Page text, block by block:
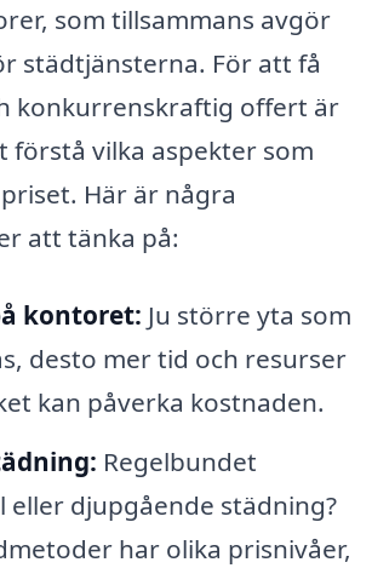
som tillsammans avgör
städtjänsterna. För att få
konkurrenskraftig offert är
förstå vilka aspekter som
Här är några
att tänka på:
kontoret: Ju större yta som
desto mer tid och resurser
kan påverka kostnaden.
Regelbundet
eller djupgående städning?
har olika prisnivåer,